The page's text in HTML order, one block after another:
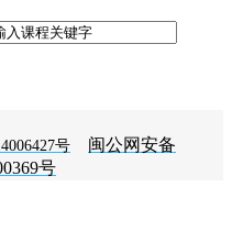
号
闽公网安备
号